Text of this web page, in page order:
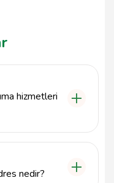
hizmetleri
nedir?